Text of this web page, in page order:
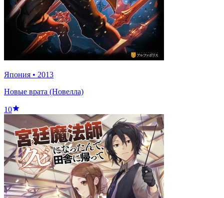
Япония • 2013
Новые врата (Новелла)
10